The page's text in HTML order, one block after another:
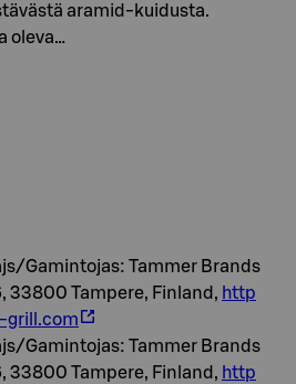
aramid-kuidusta.
oleva…
Gamintojas: Tammer Brands
33800 Tampere, Finland, http
Gamintojas: Tammer Brands
33800 Tampere, Finland, http